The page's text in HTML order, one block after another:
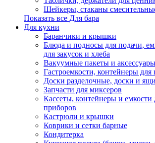
Шейкеры, стаканы
Показать все Для бара
Для кухни
Баранчики и крышки
Блюда и подносы для подачи,
для закусок и хлеба
Вакуумные пакеты и
Гастроемкости, контейнеры для
Доски разделочные, доски и
Запчасти для миксеров
Кассеты, контейнеры и емкости
приборов
Кастрюли и крышки
Коврики и сетки барные
Кондитерка